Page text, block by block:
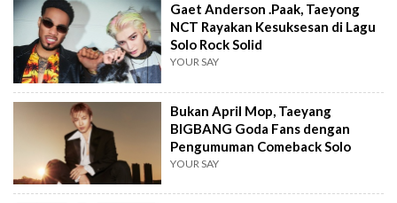
Gaet Anderson .Paak, Taeyong
NCT Rayakan Kesuksesan di Lagu
Solo Rock Solid
YOUR SAY
Bukan April Mop, Taeyang
BIGBANG Goda Fans dengan
Pengumuman Comeback Solo
YOUR SAY